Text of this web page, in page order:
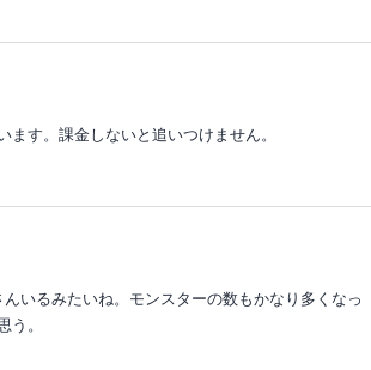
す。課金しないと追いつけません。
いるみたいね。モンスターの数もかなり多くなっ
う。